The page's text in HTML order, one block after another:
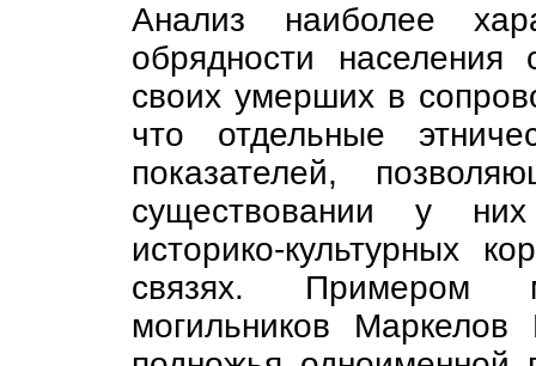
Анализ наиболее
обрядности населения
своих умерших в
что отдельные
показателей,
существовании у
историко-культурных
связях. Примером
могильников